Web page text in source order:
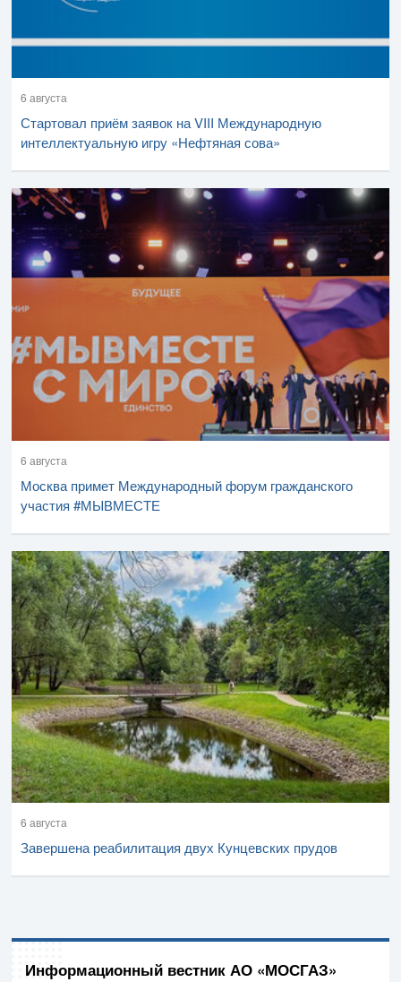
6 августа
Стартовал приём заявок на VIII Международную
интеллектуальную игру «Нефтяная сова»
6 августа
Москва примет Международный форум гражданского
участия #МЫВМЕСТЕ
6 августа
Завершена реабилитация двух Кунцевских прудов
Информационный вестник АО «МОСГАЗ»